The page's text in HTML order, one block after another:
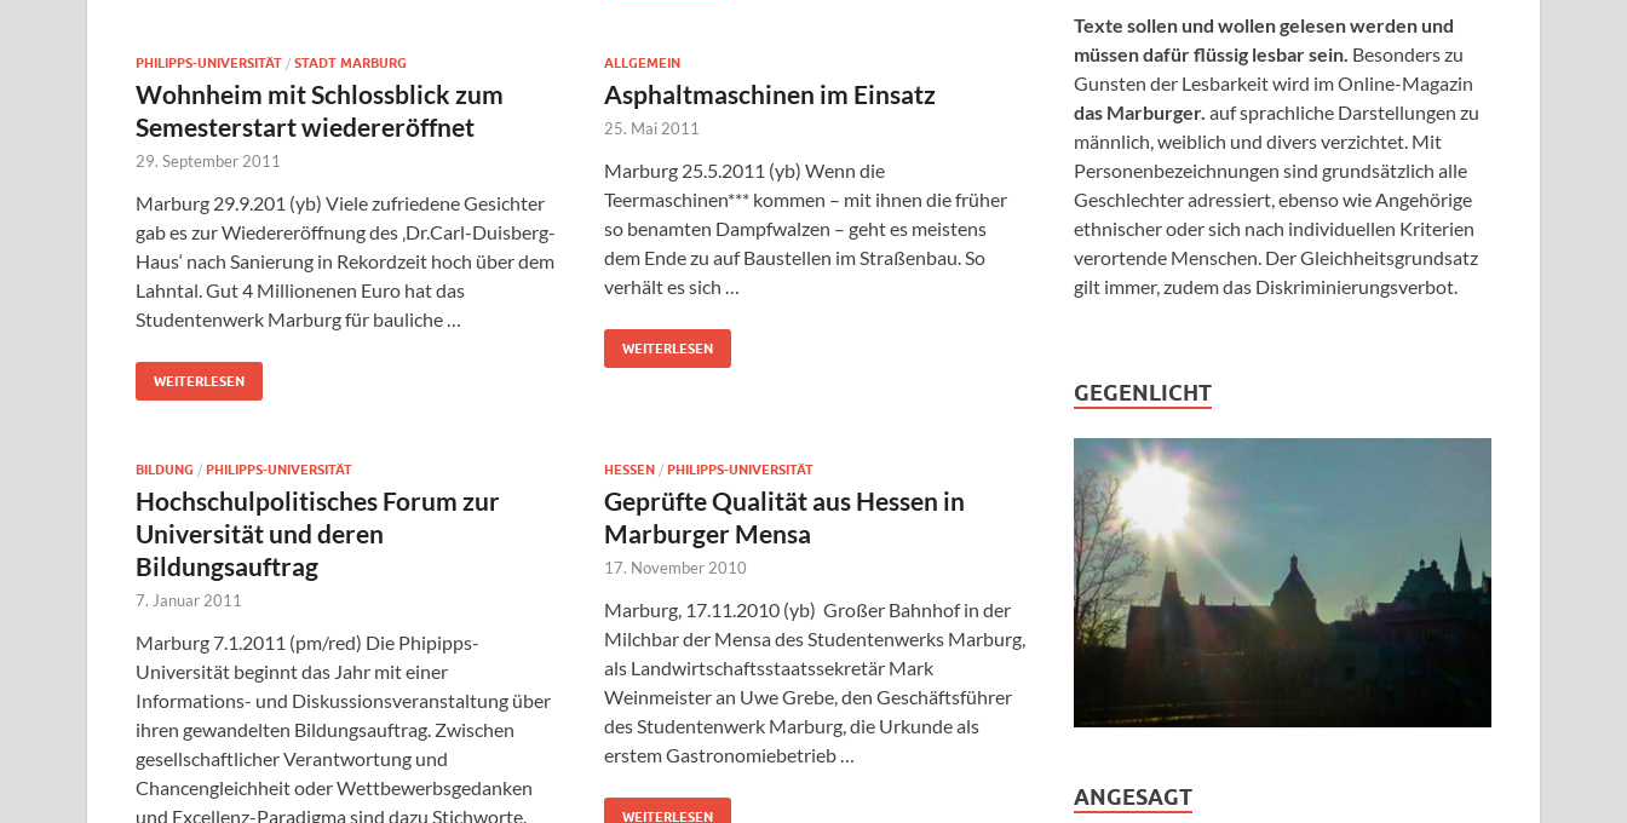
PHILIPPS-UNIVERSITÄT / STADT MARBURG
Wohnheim mit Schlossblick zum
Semesterstart wiedereröffnet
29. September 2011
Marburg 29.9.201 (yb) Viele zufriedene Gesichter
gab es zur Wiedereröffnung des ‚Dr.Carl-Duisberg-
Haus‘ nach Sanierung in Rekordzeit hoch über dem
Lahntal. Gut 4 Millionenen Euro hat das
Studentenwerk Marburg für bauliche …
WEITERLESEN
ALLGEMEIN
Asphaltmaschinen im Einsatz
25. Mai 2011
Marburg 25.5.2011 (yb) Wenn die
Teermaschinen*** kommen – mit ihnen die früher
so benamten Dampfwalzen – geht es meistens
dem Ende zu auf Baustellen im Straßenbau. So
verhält es sich …
WEITERLESEN
BILDUNG / PHILIPPS-UNIVERSITÄT
Hochschulpolitisches Forum zur
Universität und deren
Bildungsauftrag
7. Januar 2011
Marburg 7.1.2011 (pm/red) Die Phipipps-
Universität beginnt das Jahr mit einer
Informations- und Diskussionsveranstaltung über
ihren gewandelten Bildungsauftrag. Zwischen
gesellschaftlicher Verantwortung und
Chancengleichheit oder Wettbewerbsgedanken
und Excellenz-Paradigma sind dazu Stichworte.
HESSEN / PHILIPPS-UNIVERSITÄT
Geprüfte Qualität aus Hessen in
Marburger Mensa
17. November 2010
Marburg, 17.11.2010 (yb) Großer Bahnhof in der
Milchbar der Mensa des Studentenwerks Marburg,
als Landwirtschaftsstaatssekretär Mark
Weinmeister an Uwe Grebe, den Geschäftsführer
des Studentenwerk Marburg, die Urkunde als
erstem Gastronomiebetrieb …
WEITERLESEN
Texte sollen und wollen gelesen werden und
müssen dafür flüssig lesbar sein. Besonders zu
Gunsten der Lesbarkeit wird im Online-Magazin
das Marburger. auf sprachliche Darstellungen zu
männlich, weiblich und divers verzichtet. Mit
Personenbezeichnungen sind grundsätzlich alle
Geschlechter adressiert, ebenso wie Angehörige
ethnischer oder sich nach individuellen Kriterien
verortende Menschen. Der Gleichheitsgrundsatz
gilt immer, zudem das Diskriminierungsverbot.
GEGENLICHT
ANGESAGT